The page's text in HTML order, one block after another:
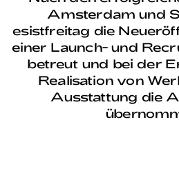
Amsterdam und
esistfreitag die
einer Launch- und
betreut und bei der
Realisation von
Ausstattung die